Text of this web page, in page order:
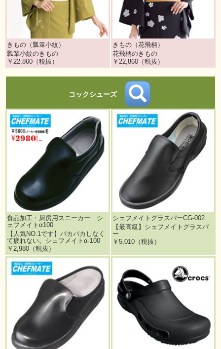
きもの（瓢箪小紋）
瓢箪小紋のきもの
￥22,860（税抜）
きもの（花飛柄）
花飛柄のきもの
￥22,860（税抜）
コックシューズ
食品加工・厨房用スニーカー シ
ェフメイトα100
【人気NO.1です】パカパカしなく
て疲れない。シェフメイトα-100
￥2,980（税抜）
シェフメイトグラスパーCG-002
【最高級】シェフメイトグラスパ
ー
￥5,010（税抜）